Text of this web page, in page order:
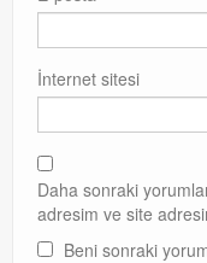
İnternet sitesi
Daha sonraki
adresim ve site
Beni sonraki